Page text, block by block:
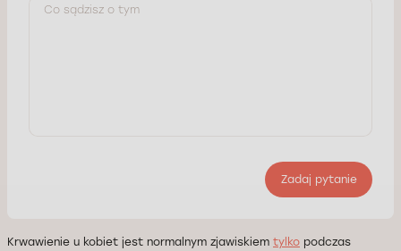
Zadaj pytanie
Krwawienie u kobiet jest normalnym zjawiskiem tylko podczas